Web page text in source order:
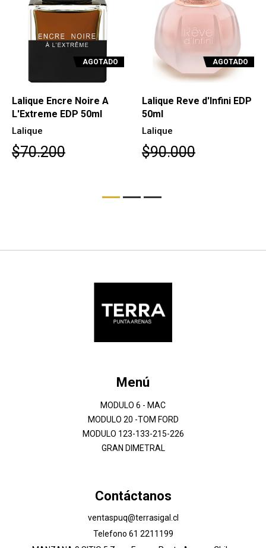
AGOTADO
Lalique Reve d'Infini EDP
50ml
Lalique
$90.000
AGOTADO
Ralph Lauren Polo Black
EDT 200ml
Ralph Lauren
$126.400
Menú
MODULO 6 - MAC
MODULO 20 -TOM FORD
MODULO 123-133-215-226
GRAN DIMETRAL
Contáctanos
ventaspuq@terrasigal.cl
Telefono 61 2211199